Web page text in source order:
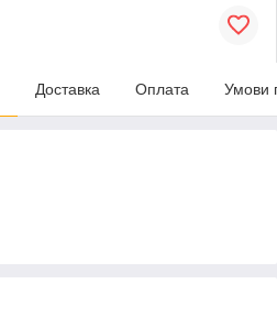
Доставка Оплата Умови